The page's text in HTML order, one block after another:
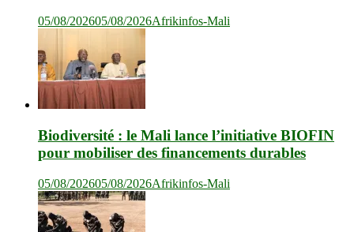
05/08/202605/08/2026Afrikinfos-Mali
Biodiversité : le Mali lance l’initiative BIOFIN
pour mobiliser des financements durables
05/08/202605/08/2026Afrikinfos-Mali